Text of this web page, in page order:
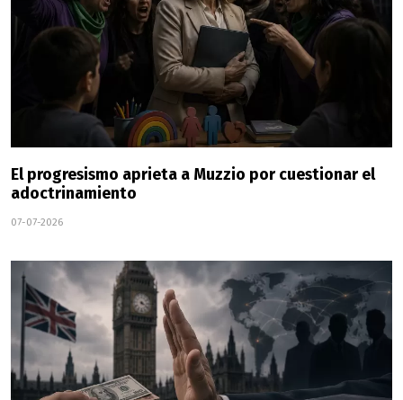
El progresismo aprieta a Muzzio por cuestionar el
adoctrinamiento
07-07-2026